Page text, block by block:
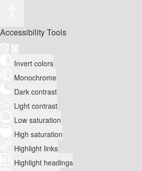
Accessibility Tools
Invert colors
Monochrome
Dark contrast
Light contrast
Low saturation
High saturation
Highlight links
Highlight headings